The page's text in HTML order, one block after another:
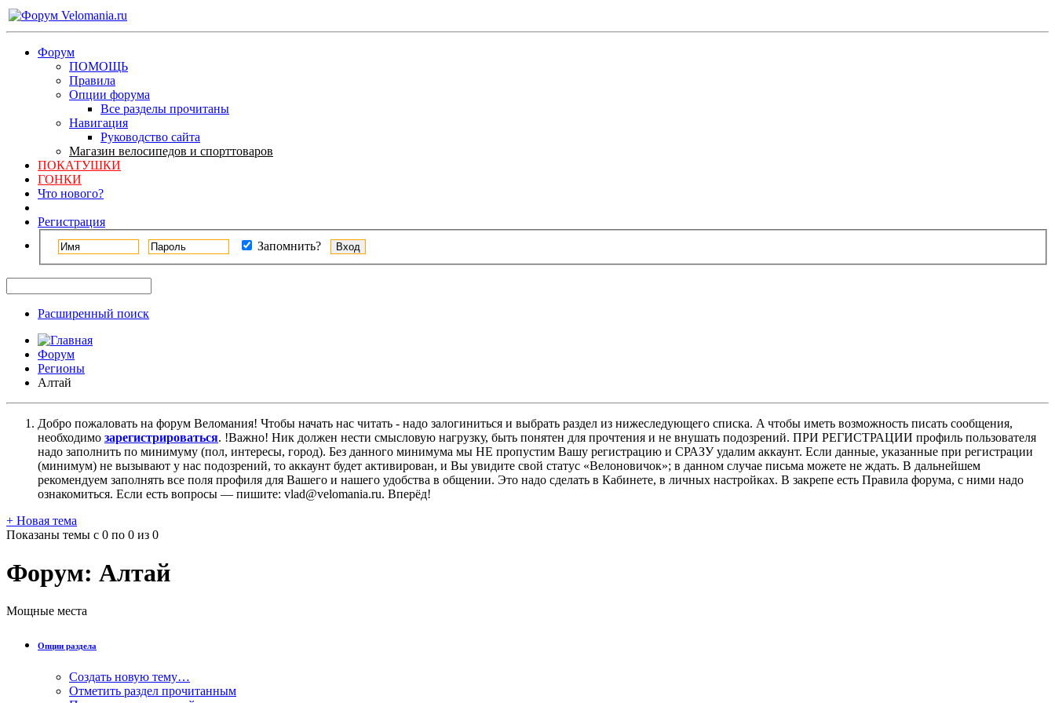
Форум
ПОМОЩЬ
Правила
Опции форума
Все разделы прочитаны
Навигация
Руководство сайта
Магазин велосипедов и спорттоваров
ПОКАТУШКИ
ГОНКИ
Что нового?
Регистрация
Запомнить?
Расширенный поиск
Форум
Регионы
Алтай
Добро пожаловать на форум Веломания! Чтобы начать нас читать - надо залогиниться и выбрать раздел из нижеследующего списка. A чтобы иметь возможность писать сообщения,
необходимо зарегистрироваться. !Важно! Ник должен нести смысловую нагрузку, быть понятен для прочтения и не внушать подозрений. ПРИ РЕГИСТРАЦИИ профиль пользователя
надо заполнить по минимуму (пол, интересы, город). Без данного минимума мы НЕ пропустим Вашу регистрацию и СРАЗУ удалим аккаунт. Если данные, указанные при регистрации
(минимум) не вызывают у нас подозрений, то аккаунт будет активирован, и Вы увидите свой статус «Велоновичок»; в данном случае письма можете не ждать. В дальнейшем
рекомендуем заполнять все поля профиля для Вашего и нашего удобства в общении. Это надо сделать в Кабинете, в личных настройках. В закрепе есть Правила форума, с ними надо
ознакомиться. Если есть вопросы — пишите: vlad@velomania.ru. Вперёд!
+ Новая тема
Показаны темы с 0 по 0 из 0
Форум: Алтай
Мощные места
Опции раздела
Создать новую тему…
Отметить раздел прочитанным